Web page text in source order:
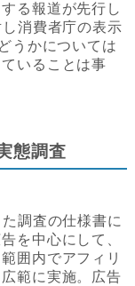
る報道が先行し
消費者庁の表示
うかについては
いることは事
態調査
調査の仕様書に
を中心にして、
囲内でアフィリ
範に実施。広告